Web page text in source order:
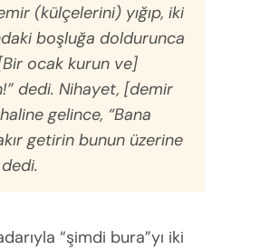
(külçelerini) yığıp, iki
boşluğa doldurunca
ocak kurun ve]
dedi. Nihayet, [demir
gelince, “Bana
getirin bunun üzerine
“şimdi bura”yı iki